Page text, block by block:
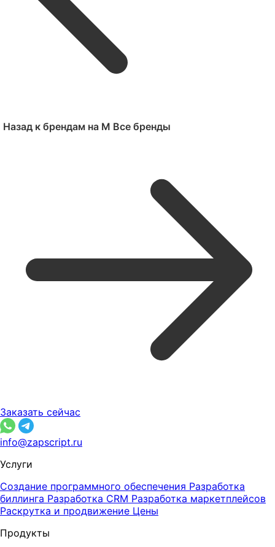
Назад к брендам на M Все бренды
Заказать сейчас
info@zapscript.ru
Услуги
Создание программного обеспечения Разработка
биллинга Разработка CRM Разработка маркетплейсов
Раскрутка и продвижение Цены
Продукты